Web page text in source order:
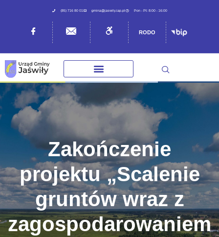
(85) 716 80 01 gmina@jaswily.iap.pl Pon - Pt: 8:00 - 16:00
RODO
Zakończenie
projektu „Scalenie
gruntów wraz z
zagospodarowaniem